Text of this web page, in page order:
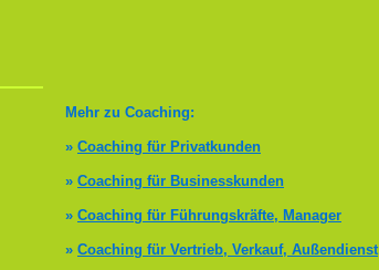
Mehr zu Coaching:
» Coaching für Privatkunden
» Coaching für Businesskunden
» Coaching für Führungskräfte, Manager
» Coaching für Vertrieb, Verkauf, Außendienst